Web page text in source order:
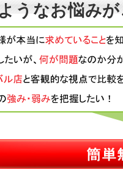
うなお悩み